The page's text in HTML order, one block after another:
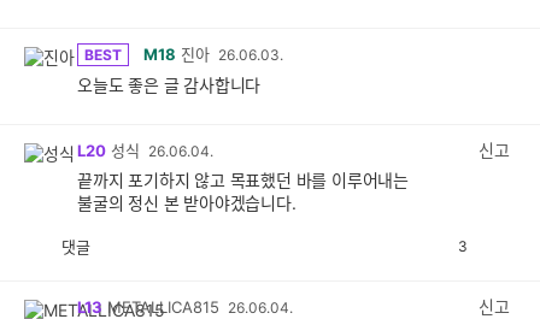
BEST M18 진아 26.06.03.
오늘도 좋은 글 감사합니다
L20 성식 26.06.04.
신고
끝까지 포기하지 않고 목표했던 바를 이루어내는
불굴의 정신 본 받아야겠습니다.
댓글 3
L13 METALLICA815 26.06.04.
신고